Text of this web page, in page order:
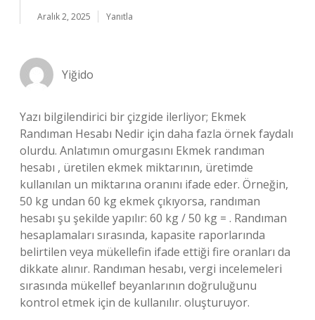
Aralık 2, 2025 Yanıtla
Yiğido
Yazı bilgilendirici bir çizgide ilerliyor; Ekmek
Randıman Hesabı Nedir için daha fazla örnek faydalı
olurdu. Anlatımın omurgasını Ekmek randıman
hesabı , üretilen ekmek miktarının, üretimde
kullanılan un miktarına oranını ifade eder. Örneğin,
50 kg undan 60 kg ekmek çıkıyorsa, randıman
hesabı şu şekilde yapılır: 60 kg / 50 kg = . Randıman
hesaplamaları sırasında, kapasite raporlarında
belirtilen veya mükellefin ifade ettiği fire oranları da
dikkate alınır. Randıman hesabı, vergi incelemeleri
sırasında mükellef beyanlarının doğruluğunu
kontrol etmek için de kullanılır. oluşturuyor.